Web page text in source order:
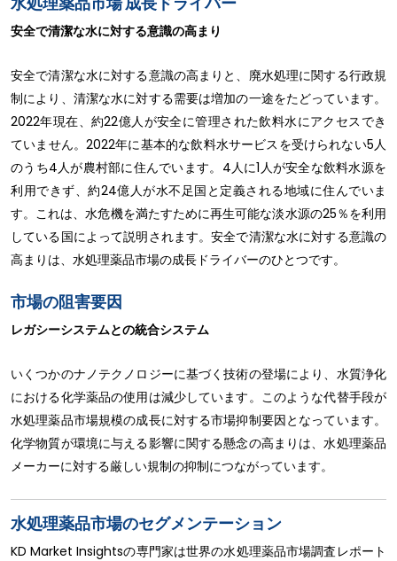
安全で清潔な水に対する意識の高まり
安全で清潔な水に対する意識の高まりと、廃水処理に関する行政規
制により、清潔な水に対する需要は増加の一途をたどっています。
2022年現在、約22億人が安全に管理された飲料水にアクセスでき
ていません。2022年に基本的な飲料水サービスを受けられない5人
のうち4人が農村部に住んでいます。4人に1人が安全な飲料水源を
利用できず、約24億人が水不足国と定義される地域に住んでいま
す。これは、水危機を満たすために再生可能な淡水源の25％を利用
している国によって説明されます。安全で清潔な水に対する意識の
高まりは、水処理薬品市場の成長ドライバーのひとつです。
市場の阻害要因
レガシーシステムとの統合システム
いくつかのナノテクノロジーに基づく技術の登場により、水質浄化
における化学薬品の使用は減少しています。このような代替手段が
水処理薬品市場規模の成長に対する市場抑制要因となっています。
化学物質が環境に与える影響に関する懸念の高まりは、水処理薬品
メーカーに対する厳しい規制の抑制につながっています。
水処理薬品市場のセグメンテーション
KD Market Insightsの専門家は世界の水処理薬品市場調査レポート